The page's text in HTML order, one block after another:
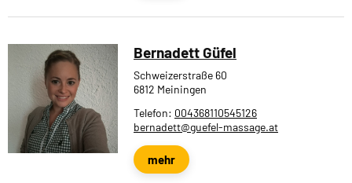
Bernadett Güfel
Schweizerstraße 60
6812 Meiningen
Telefon: 004368110545126
bernadett@guefel-massage.at
mehr